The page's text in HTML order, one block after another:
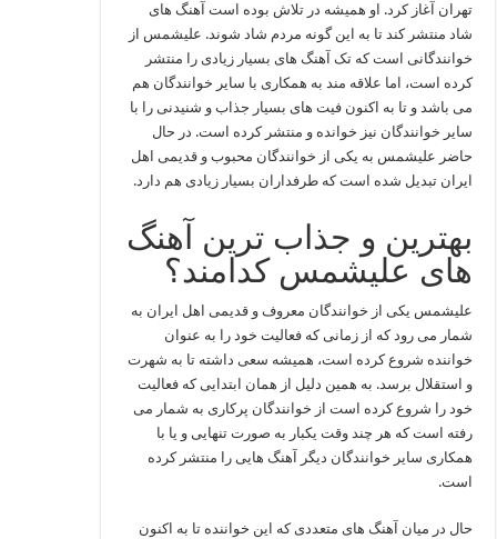
تهران آغاز کرد. او همیشه در تلاش بوده است آهنگ های
شاد منتشر کند تا به این گونه مردم شاد شوند. علیشمس از
خوانندگانی است که تک آهنگ های بسیار زیادی را منتشر
کرده است، اما علاقه مند به همکاری با سایر خوانندگان هم
می باشد و تا به اکنون فیت های بسیار جذاب و شنیدنی را با
سایر خوانندگان نیز خوانده و منتشر کرده است. در حال
حاضر علیشمس به یکی از خوانندگان محبوب و قدیمی اهل
ایران تبدیل شده است که طرفداران بسیار زیادی هم دارد.
بهترین و جذاب ترین آهنگ
های علیشمس کدامند؟
علیشمس یکی از خوانندگان معروف و قدیمی اهل ایران به
شمار می رود که از زمانی که فعالیت خود را به عنوان
خواننده شروع کرده است، همیشه سعی داشته تا به شهرت
و استقلال برسد. به همین دلیل از همان ابتدایی که فعالیت
خود را شروع کرده است از خوانندگان پرکاری به شمار می
رفته است که هر چند وقت یکبار به صورت تنهایی و یا با
همکاری سایر خوانندگان دیگر آهنگ هایی را منتشر کرده
است.
حال در میان آهنگ های متعددی که این خواننده تا به اکنون